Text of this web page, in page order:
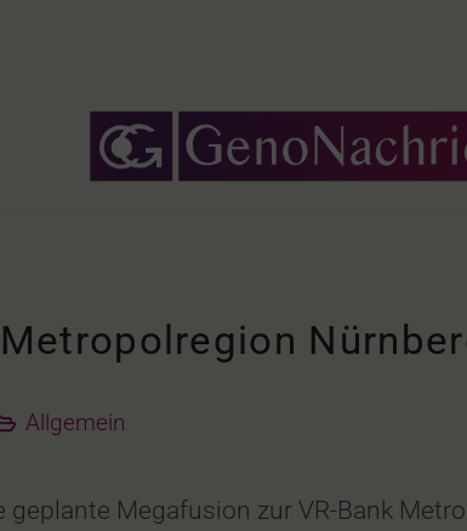
Allgemein
geplante Megafusion zur VR-Bank